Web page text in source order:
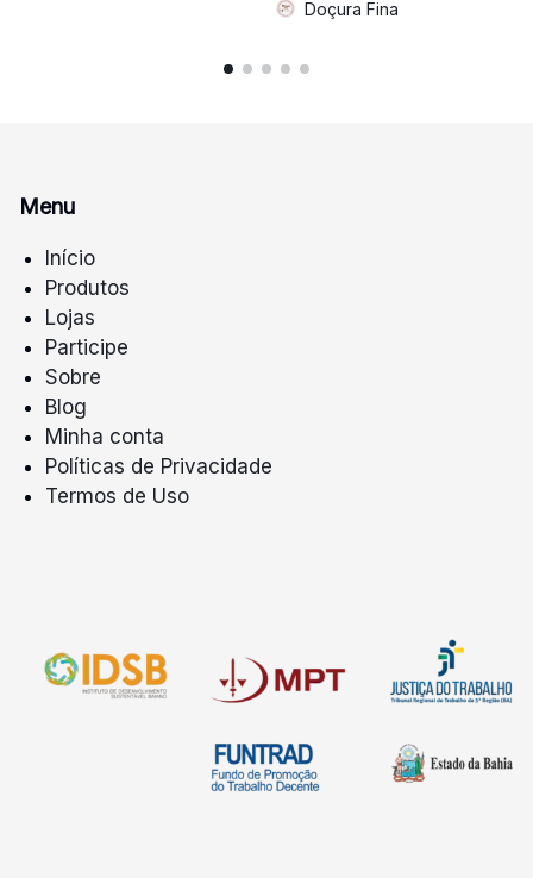
Doçura Fina
Menu
Início
Produtos
Lojas
Participe
Sobre
Blog
Minha conta
Políticas de Privacidade
Termos de Uso